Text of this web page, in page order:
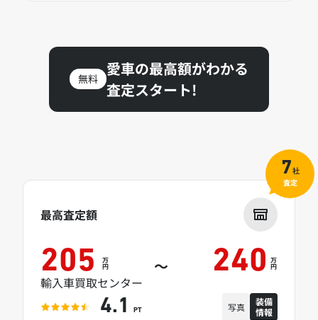
無料
愛車の最高額がわかる
査定スタート!
最高査定額
205 万
円 ～ 240 万
円
輸入車買取センター
4.1 PT 写真
装備
情報
7社
査定